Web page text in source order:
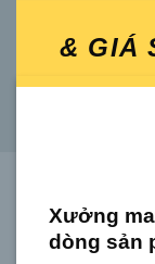
& GIÁ
Xưởng
dòng sản